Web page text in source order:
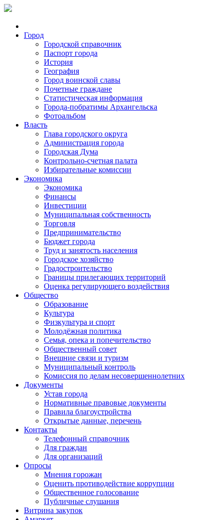
Город
Городской справочник
Паспорт города
История
География
Город воинской славы
Почетные граждане
Статистическая информация
Города-побратимы Архангельска
Фотоальбом
Власть
Глава городского округа
Администрация города
Городская Дума
Контрольно-счетная палата
Избирательные комиссии
Экономика
Экономика
Финансы
Инвестиции
Муниципальная собственность
Торговля
Предпринимательство
Бюджет города
Труд и занятость населения
Городское хозяйство
Градостроительство
Границы прилегающих территорий
Оценка регулирующего воздействия
Общество
Образование
Культура
Физкультура и спорт
Молодёжная политика
Семья, опека и попечительство
Общественный совет
Внешние связи и туризм
Муниципальный контроль
Комиссия по делам несовершеннолетних
Документы
Устав города
Нормативные правовые документы
Правила благоустройства
Открытые данные, перечень
Контакты
Телефонный справочник
Для граждан
Для организаций
Опросы
Мнения горожан
Оценить противодействие коррупции
Общественное голосование
Публичные слушания
Витрина закупок